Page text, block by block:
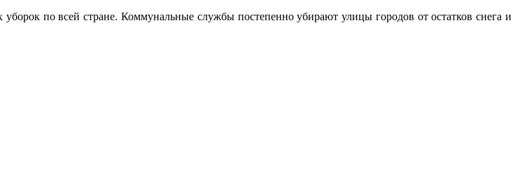
по всей стране. Коммунальные службы постепенно убирают улицы городов от остатков снега и